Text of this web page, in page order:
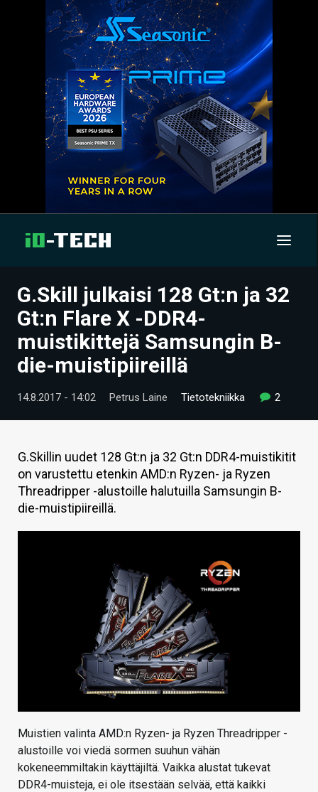
UUTISET
ARTIKKELIT
VIDEOT
TECHBBS
HINTA.FI
KAUPPA
VAIHDA TEEMA
G.Skill julkaisi 128 Gt:n ja 32
Gt:n Flare X -DDR4-
muistikittejä Samsungin B-
die-muistipiireillä
14.8.2017 - 14:02 Petrus Laine Tietotekniikka 2
G.Skillin uudet 128 Gt:n ja 32 Gt:n DDR4-muistikitit
on varustettu etenkin AMD:n Ryzen- ja Ryzen
Threadripper -alustoille halutuilla Samsungin B-
die-muistipiireillä.
Muistien valinta AMD:n Ryzen- ja Ryzen Threadripper -
alustoille voi viedä sormen suuhun vähän
kokeneemmiltakin käyttäjiltä. Vaikka alustat tukevat
DDR4-muisteja, ei ole itsestään selvää, että kaikki